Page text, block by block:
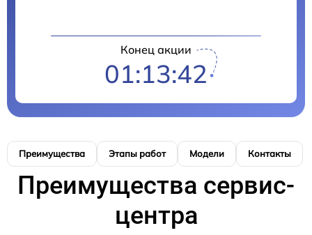
Конец акции
01:13:41
Преимущества Этапы работ Модели Контакты
Преимущества сервис-
центра